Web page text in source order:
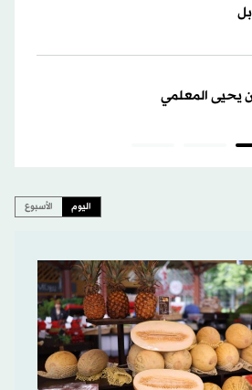
يحيى المعلمي
اليوم الأسبوع